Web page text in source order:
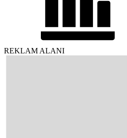
REKLAM ALANI